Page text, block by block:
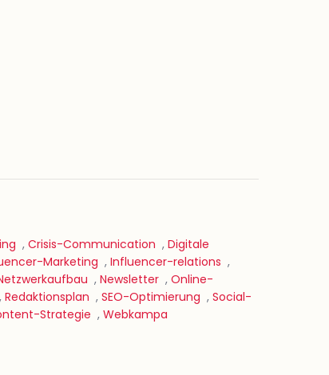
, Crisis-Communication , Digitale
Marketing , Influencer-relations ,
, Newsletter , Online-
, Redaktionsplan , SEO-Optimierung , Social-
Strategie , Webkampa